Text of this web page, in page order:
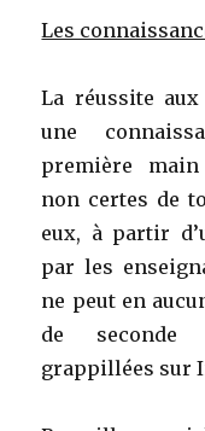
Les
La réussite
une
première
non certes de
eux, à partir
par les
ne peut en
de seconde
grappillées sur